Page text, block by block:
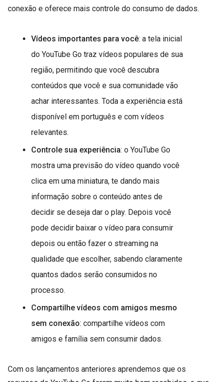
conexão e oferece mais controle do consumo de dados.
Vídeos importantes para você: a tela inicial
do YouTube Go traz vídeos populares de sua
região, permitindo que você descubra
conteúdos que você e sua comunidade vão
achar interessantes. Toda a experiência está
disponível em português e com vídeos
relevantes.
Controle sua experiência: o YouTube Go
mostra uma previsão do vídeo quando você
clica em uma miniatura, te dando mais
informação sobre o conteúdo antes de
decidir se deseja dar o play. Depois você
pode decidir baixar o vídeo para consumir
depois ou então fazer o streaming na
qualidade que escolher, sabendo claramente
quantos dados serão consumidos no
processo.
Compartilhe vídeos com amigos mesmo
sem conexão: compartilhe vídeos com
amigos e família sem consumir dados.
Com os lançamentos anteriores aprendemos que os